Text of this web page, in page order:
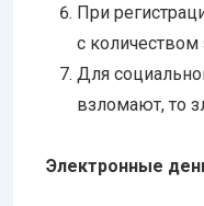
При
с
Для
взломают, то
Электронные